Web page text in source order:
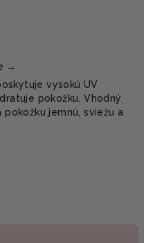
vysokú UV
pokožku. Vhodný
jemnú, sviežu a